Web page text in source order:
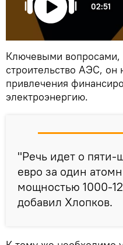
02:51
Ключевыми вопросами,
строительство АЭС, он
привлечения
электроэнергию.
"Речь идет о
евро за один
мощностью 1000-
добавил Хлопков.